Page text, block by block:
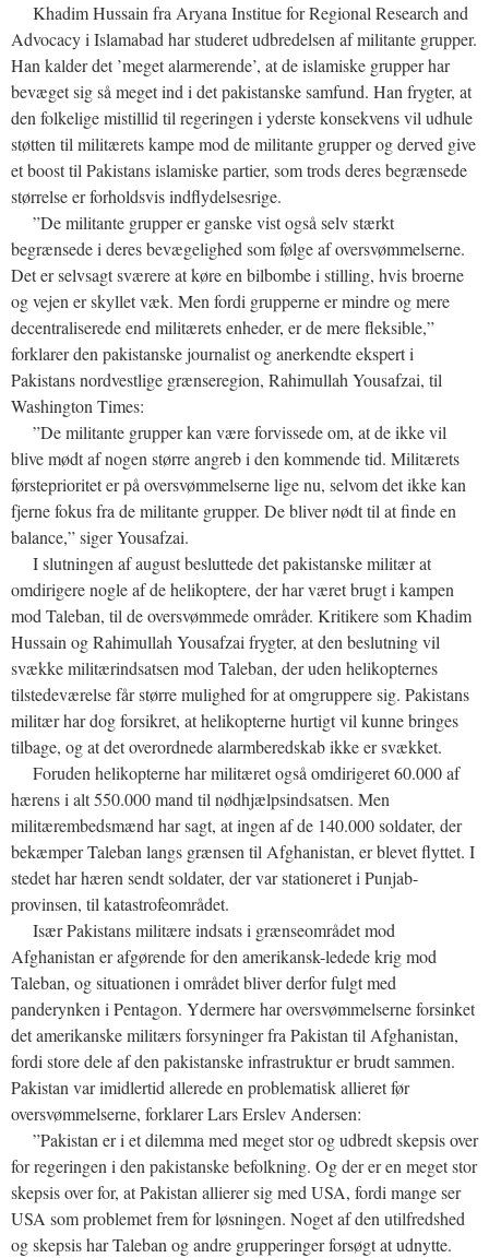
Khadim Hussain fra Aryana Institue for Regional Research and
Advocacy i Islamabad har studeret udbredelsen af militante grupper.
Han kalder det ’meget alarmerende’, at de islamiske grupper har
bevæget sig så meget ind i det pakistanske samfund. Han frygter, at
den folkelige mistillid til regeringen i yderste konsekvens vil udhule
støtten til militærets kampe mod de militante grupper og derved give
et boost til Pakistans islamiske partier, som trods deres begrænsede
størrelse er forholdsvis indflydelsesrige.
”De militante grupper er ganske vist også selv stærkt
begrænsede i deres bevægelighed som følge af oversvømmelserne.
Det er selvsagt sværere at køre en bilbombe i stilling, hvis broerne
og vejen er skyllet væk. Men fordi grupperne er mindre og mere
decentraliserede end militærets enheder, er de mere fleksible,”
forklarer den pakistanske journalist og anerkendte ekspert i
Pakistans nordvestlige grænseregion, Rahimullah Yousafzai, til
Washington Times:
”De militante grupper kan være forvissede om, at de ikke vil
blive mødt af nogen større angreb i den kommende tid. Militærets
førsteprioritet er på oversvømmelserne lige nu, selvom det ikke kan
fjerne fokus fra de militante grupper. De bliver nødt til at finde en
balance,” siger Yousafzai.
I slutningen af august besluttede det pakistanske militær at
omdirigere nogle af de helikoptere, der har været brugt i kampen
mod Taleban, til de oversvømmede områder. Kritikere som Khadim
Hussain og Rahimullah Yousafzai frygter, at den beslutning vil
svække militærindsatsen mod Taleban, der uden helikopternes
tilstedeværelse får større mulighed for at omgruppere sig. Pakistans
militær har dog forsikret, at helikopterne hurtigt vil kunne bringes
tilbage, og at det overordnede alarmberedskab ikke er svækket.
Foruden helikopterne har militæret også omdirigeret 60.000 af
hærens i alt 550.000 mand til nødhjælpsindsatsen. Men
militærembedsmænd har sagt, at ingen af de 140.000 soldater, der
bekæmper Taleban langs grænsen til Afghanistan, er blevet flyttet. I
stedet har hæren sendt soldater, der var stationeret i Punjab-
provinsen, til katastrofeområdet.
Især Pakistans militære indsats i grænseområdet mod
Afghanistan er afgørende for den amerikansk-ledede krig mod
Taleban, og situationen i området bliver derfor fulgt med
panderynken i Pentagon. Ydermere har oversvømmelserne forsinket
det amerikanske militærs forsyninger fra Pakistan til Afghanistan,
fordi store dele af den pakistanske infrastruktur er brudt sammen.
Pakistan var imidlertid allerede en problematisk allieret før
oversvømmelserne, forklarer Lars Erslev Andersen:
”Pakistan er i et dilemma med meget stor og udbredt skepsis over
for regeringen i den pakistanske befolkning. Og der er en meget stor
skepsis over for, at Pakistan allierer sig med USA, fordi mange ser
USA som problemet frem for løsningen. Noget af den utilfredshed
og skepsis har Taleban og andre grupperinger forsøgt at udnytte.